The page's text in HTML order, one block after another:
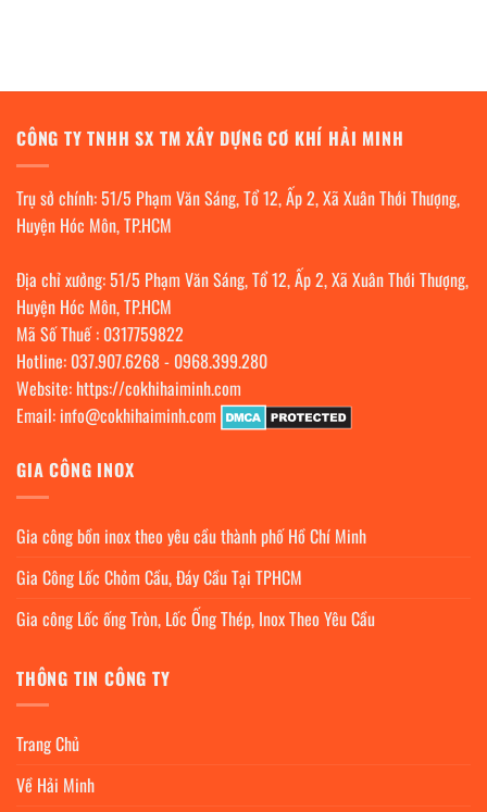
CÔNG TY TNHH SX TM XÂY DỰNG CƠ KHÍ HẢI MINH
Trụ sở chính: 51/5 Phạm Văn Sáng, Tổ 12, Ấp 2, Xã Xuân Thới Thượng,
Huyện Hóc Môn, TP.HCM
Địa chỉ xưởng: 51/5 Phạm Văn Sáng, Tổ 12, Ấp 2, Xã Xuân Thới Thượng,
Huyện Hóc Môn, TP.HCM
Mã Số Thuế : 0317759822
Hotline: 037.907.6268- 0968.399.280
Website: https://cokhihaiminh.com
Email: info@cokhihaiminh.com
GIA CÔNG INOX
Gia công bồn inox theo yêu cầu thành phố Hồ Chí Minh
Gia Công Lốc Chỏm Cầu, Đáy Cầu Tại TPHCM
Gia công Lốc ống Tròn, Lốc Ống Thép, Inox Theo Yêu Cầu
THÔNG TIN CÔNG TY
Trang Chủ
Về Hải Minh